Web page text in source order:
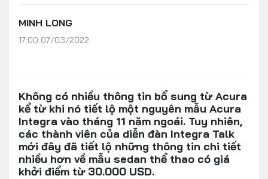
MINH LONG
17:00 07/03/2022
Không có nhiều thông tin bổ sung từ Acura
kể từ khi nó tiết lộ một nguyên mẫu Acura
Integra vào tháng 11 năm ngoái. Tuy nhiên,
các thành viên của diễn đàn Integra Talk
mới đây đã tiết lộ những thông tin chi tiết
nhiều hơn về mẫu sedan thể thao có giá
khởi điểm từ 30.000 USD.